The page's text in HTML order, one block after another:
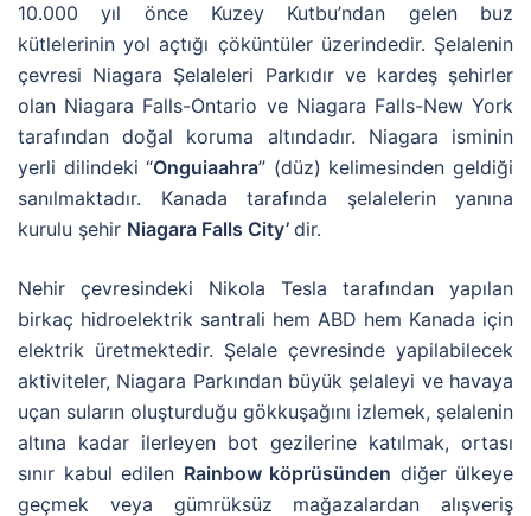
10.000 yıl önce Kuzey Kutbu’ndan gelen buz
kütlelerinin yol açtığı çöküntüler üzerindedir. Şelalenin
çevresi Niagara Şelaleleri Parkıdır ve kardeş şehirler
olan Niagara Falls-Ontario ve Niagara Falls-New York
tarafından doğal koruma altındadır. Niagara isminin
yerli dilindeki “Onguiaahra” (düz) kelimesinden geldiği
sanılmaktadır. Kanada tarafında şelalelerin yanına
kurulu şehir Niagara Falls City’ dir.
Nehir çevresindeki Nikola Tesla tarafından yapılan
birkaç hidroelektrik santrali hem ABD hem Kanada için
elektrik üretmektedir. Şelale çevresinde yapilabilecek
aktiviteler, Niagara Parkından büyük şelaleyi ve havaya
uçan suların oluşturduğu gökkuşağını izlemek, şelalenin
altına kadar ilerleyen bot gezilerine katılmak, ortası
sınır kabul edilen Rainbow köprüsünden diğer ülkeye
geçmek veya gümrüksüz mağazalardan alışveriş